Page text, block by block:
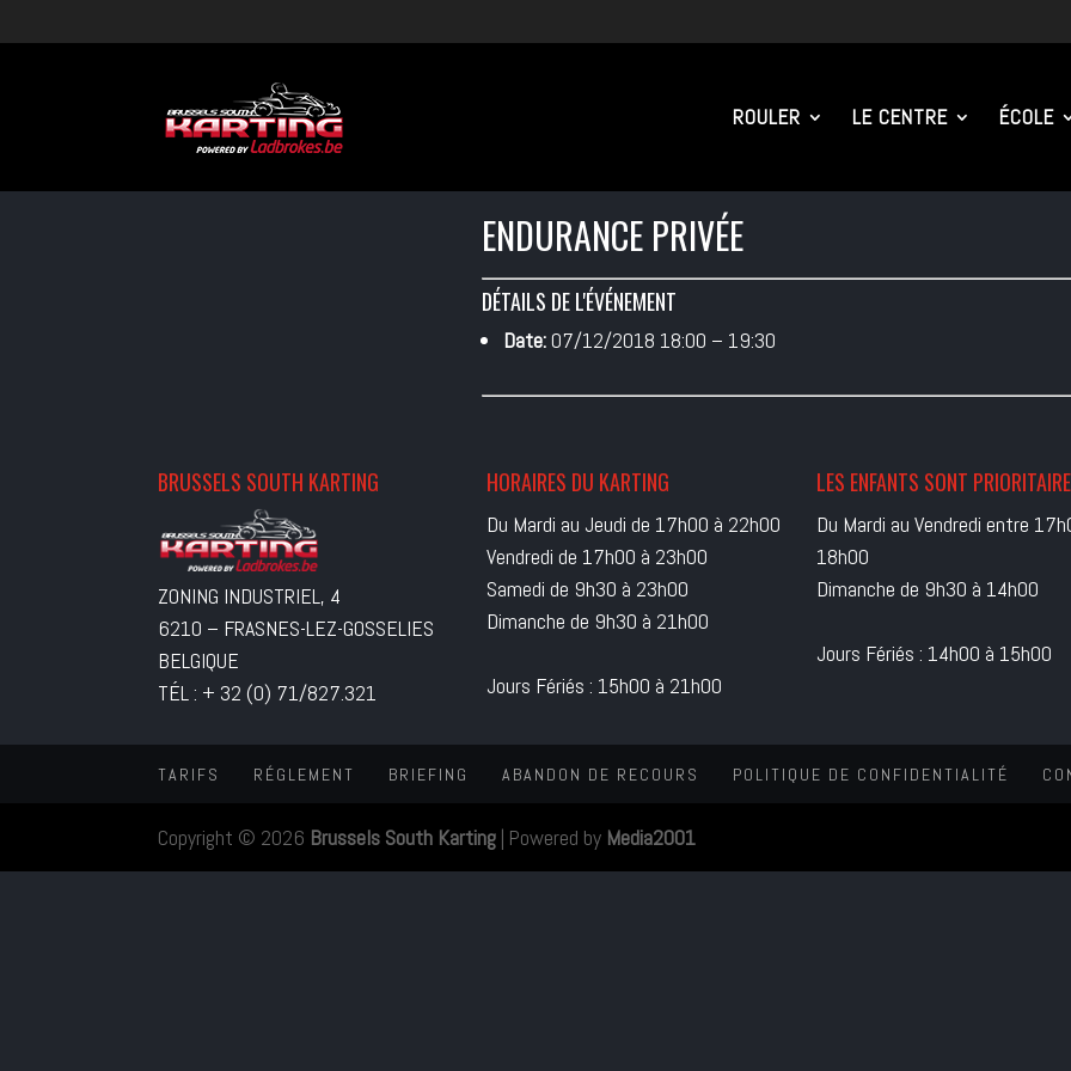
ROULER LE CENTRE ÉCOLE
ENDURANCE PRIVÉE
DÉTAILS DE L'ÉVÉNEMENT
Date:07/12/2018 18:00 – 19:30
BRUSSELS SOUTH KARTING
ZONING INDUSTRIEL, 4
6210 – FRASNES-LEZ-GOSSELIES
BELGIQUE
TÉL : + 32 (0) 71/827.321
HORAIRES DU KARTING
Du Mardi au Jeudi de 17h00 à 22h00
Vendredi de 17h00 à 23h00
Samedi de 9h30 à 23h00
Dimanche de 9h30 à 21h00
Jours Fériés : 15h00 à 21h00
LES ENFANTS SONT
Du Mardi au Vendredi entre
18h00
Dimanche de 9h30 à 14h00
Jours Fériés : 14h00 à 15h00
TARIFS RÉGLEMENT BRIEFING ABANDON DE RECOURS POLITIQUE DE CONFIDENTIALITÉ
Copyright © 2026 Brussels South Karting | Powered by Media2001